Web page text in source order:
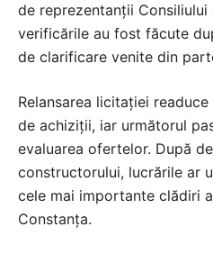
de reprezentanții Consiliului
verificările au fost făcute
de clarificare venite din
Relansarea licitației
de achiziții, iar următorul
evaluarea ofertelor. După
constructorului, lucrările ar
cele mai importante clădiri
Constanța.